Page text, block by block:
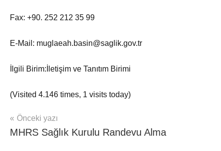
Fax: +90. 252 212 35 99
E-Mail: muglaeah.basin@saglik.gov.tr
İlgili Birim:İletişim ve Tanıtım Birimi
(Visited 4.146 times, 1 visits today)
mhrs
Yazı
gezinmesi
Önceki yazı
MHRS Sağlık Kurulu Randevu Alma